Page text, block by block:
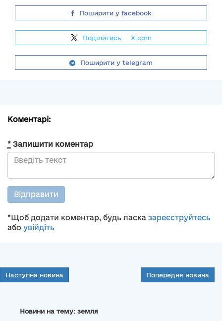
Поширити у facebook
Поділитись X.com
Поширити у telegram
Коментарі:
* Залишити коментар
Відправити
*Щоб додати коментар, будь ласка зареєструйтесь
або увійдіть
Наступна новина Попередня новина
Новини на тему: земля